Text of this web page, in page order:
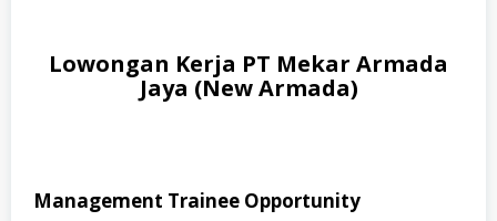
Lowongan Kerja PT Mekar Armada
Jaya (New Armada)
Management Trainee Opportunity